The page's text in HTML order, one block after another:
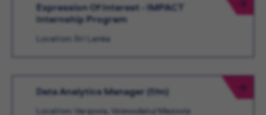
Expression Of Interest - IMPACT
Internship Program
Location: Sri Lanka
Data Analytics Manager (f/m)
Location: Varșovia, Voievodatul Mazovia